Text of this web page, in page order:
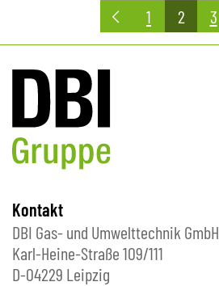
Seitennummerierung
der
Beiträge
1 2 3
Kontakt
DBI Gas- und Umwelttechnik GmbH
Karl-Heine-Straße 109/111
D-04229 Leipzig